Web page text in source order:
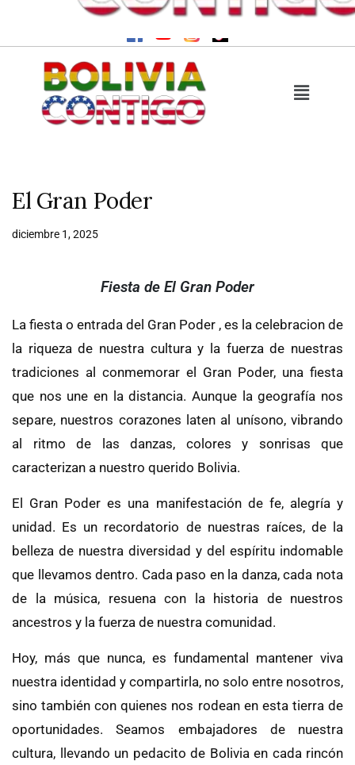
7 de agosto de 2026
El Gran Poder
diciembre 1, 2025
Fiesta de El Gran Poder
La fiesta o entrada del Gran Poder , es la celebracion de
la riqueza de nuestra cultura y la fuerza de nuestras
tradiciones al conmemorar el Gran Poder, una fiesta
que nos une en la distancia. Aunque la geografía nos
separe, nuestros corazones laten al unísono, vibrando
al ritmo de las danzas, colores y sonrisas que
caracterizan a nuestro querido Bolivia.
El Gran Poder es una manifestación de fe, alegría y
unidad. Es un recordatorio de nuestras raíces, de la
belleza de nuestra diversidad y del espíritu indomable
que llevamos dentro. Cada paso en la danza, cada nota
de la música, resuena con la historia de nuestros
ancestros y la fuerza de nuestra comunidad.
Hoy, más que nunca, es fundamental mantener viva
nuestra identidad y compartirla, no solo entre nosotros,
sino también con quienes nos rodean en esta tierra de
oportunidades. Seamos embajadores de nuestra
cultura, llevando un pedacito de Bolivia en cada rincón